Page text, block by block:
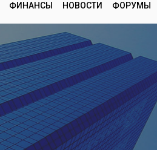
ФИНАНСЫ НОВОСТИ ФОРУМЫ